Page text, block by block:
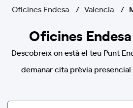
Oficines Endesa Valencia
Oficines
Descobreix on està el teu Punt
demanar cita prèvia presencial